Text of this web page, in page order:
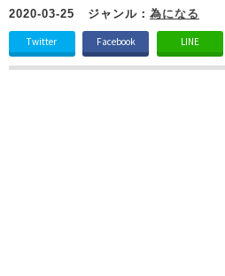
2020-03-25 ジャンル： 為になる
Twitter Facebook LINE